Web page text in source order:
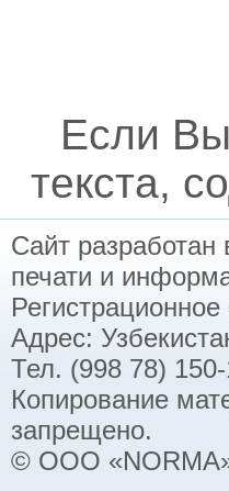
Если
текста,
Сайт
печати и
Адрес:
Тел. (998 78)
Копирование
запрещено.
© ООО